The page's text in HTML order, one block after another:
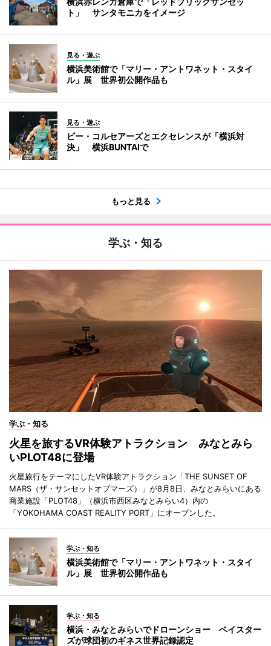
ト」 サンタモニカをイメージ
見る・遊ぶ
横浜美術館で「マリー・アントワネット・スタイ
ル」展 世界初公開作品も
見る・遊ぶ
ビー・コルセアーズとエクセレンスが「横浜対
決」 横浜BUNTAIで
もっと見る
学ぶ・知る
学ぶ・知る
火星を旅するVR体験アトラクション みなとみら
いPLOT48に登場
火星旅行をテーマにしたVR体験アトラクション「THE SUNSET OF
MARS（ザ・サンセットオブマーズ）」が8月8日、みなとみらいにある
商業施設「PLOT48」（横浜市西区みなとみらい4）内の
「YOKOHAMA COAST REALITY PORT」にオープンした。
学ぶ・知る
横浜美術館で「マリー・アントワネット・スタイ
ル」展 世界初公開作品も
学ぶ・知る
横浜・みなとみらいでドローンショー ベイスター
ズが球団初のギネス世界記録認定